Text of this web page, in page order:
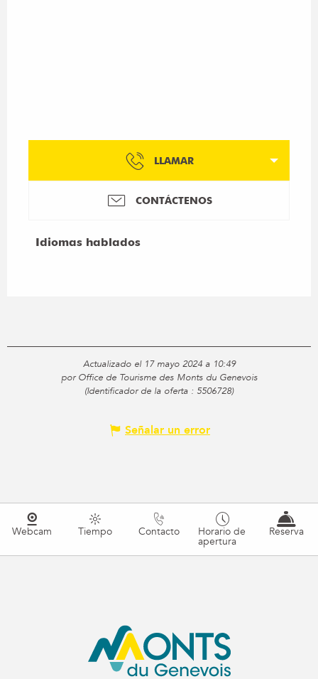
LLAMAR
CONTÁCTENOS
Idiomas hablados
Idiomas hablados
Actualizado el 17 mayo 2024 a 10:49
por Office de Tourisme des Monts du Genevois
(Identificador de la oferta : 5506728)
Señalar un error
Webcam Tiempo Contacto Horario de
apertura
Reserva